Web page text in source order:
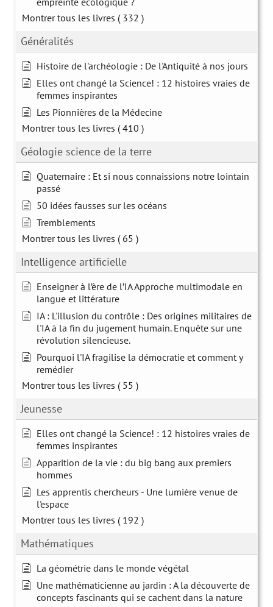
Montrer tous les livres ( 332 )
Généralités
Histoire de l'archéologie : De l'Antiquité à nos jours
Elles ont changé la Science! : 12 histoires vraies de
femmes inspirantes
Les Pionnières de la Médecine
Montrer tous les livres ( 410 )
Géologie science de la terre
Quaternaire : Et si nous connaissions notre lointain
passé
50 idées fausses sur les océans
Tremblements
Montrer tous les livres ( 65 )
Intelligence artificielle
Enseigner à l’ère de l’IA Approche multimodale en
langue et littérature
IA : L'illusion du contrôle : Des origines militaires de
l'IA à la fin du jugement humain. Enquête sur une
révolution silencieuse.
Pourquoi l'IA fragilise la démocratie et comment y
remédier
Montrer tous les livres ( 55 )
Jeunesse
Elles ont changé la Science! : 12 histoires vraies de
femmes inspirantes
Apparition de la vie : du big bang aux premiers
hommes
Les apprentis chercheurs - Une lumière venue de
l'espace
Montrer tous les livres ( 192 )
Mathématiques
La géométrie dans le monde végétal
Une mathématicienne au jardin : A la découverte de
concepts fascinants qui se cachent dans la nature